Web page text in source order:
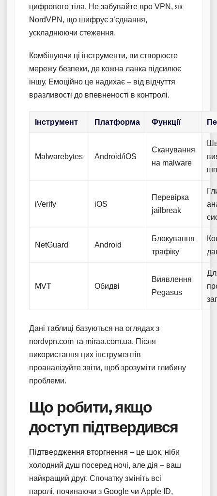
цифрового тіла. Не забувайте про VPN, як
NordVPN, що шифрує з’єднання,
ускладнюючи стеження.
Комбінуючи ці інструменти, ви створюєте
мережу безпеки, де кожна ланка підсилює
іншу. Емоційно це надихає – від відчуття
вразливості до впевненості в контролі.
Інструмент Платформа Функції
Malwarebytes Android/iOS
Сканування
на malware
iVerify iOS
Перевірка
jailbreak
NetGuard Android
Блокування
трафіку
MVT Обидві
Виявлення
Pegasus
Дані таблиці базуються на оглядах з
nordvpn.com та miraa.com.ua. Після
використання цих інструментів
проаналізуйте звіти, щоб зрозуміти глибину
проблеми.
Що робити, якщо
доступ підтвердився
Підтвердження вторгнення – це шок, ніби
холодний душ посеред ночі, але дія – ваш
найкращий друг. Спочатку змініть всі
паролі, починаючи з Google чи Apple ID,